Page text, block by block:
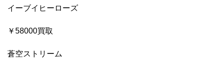
イーブイヒーローズ
￥58000買取
蒼空ストリーム